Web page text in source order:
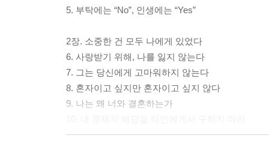
5. 부탁에는 “No”, 인생에는 “Yes”
2장. 소중한 건 모두 나에게 있었다
6. 사랑받기 위해, 나를 잃지 않는다
7. 그는 당신에게 고마워하지 않는다
8. 혼자이고 싶지만 혼자이고 싶지 않다
9. 나는 왜 너와 결혼하는가